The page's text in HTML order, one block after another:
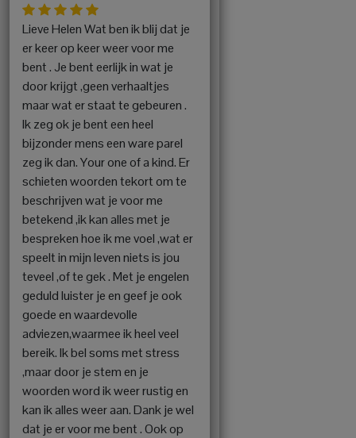
Lieve Helen Wat ben ik blij dat je
er keer op keer weer voor me
bent . Je bent eerlijk in wat je
door krijgt ,geen verhaaltjes
maar wat er staat te gebeuren .
Ik zeg ok je bent een heel
bijzonder mens een ware parel
zeg ik dan. Your one of a kind. Er
schieten woorden tekort om te
beschrijven wat je voor me
betekend ,ik kan alles met je
bespreken hoe ik me voel ,wat er
speelt in mijn leven niets is jou
teveel ,of te gek . Met je engelen
geduld luister je en geef je ook
goede en waardevolle
adviezen,waarmee ik heel veel
bereik. Ik bel soms met stress
,maar door je stem en je
woorden word ik weer rustig en
kan ik alles weer aan. Dank je wel
dat je er voor me bent . Ook op